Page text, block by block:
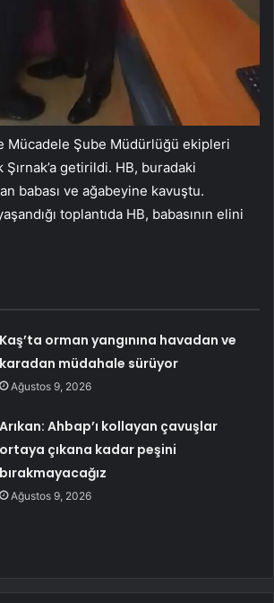
Mücadele Şube Müdürlüğü ekipleri
Şırnak’a getirildi. HB, buradaki
babası ve ağabeyine kavuştu.
toplantıda HB, babasının elini
Kaş’ta orman yangınına havadan ve
karadan müdahale sürüyor
Ağustos 9, 2026
Arıkan: Ahbap’ı kollayan çavuşlar
ortaya çıkana kadar peşini
bırakmayacağız
Ağustos 9, 2026